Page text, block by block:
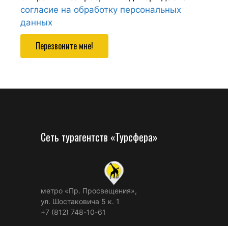
согласие на обработку персональных
данных
Перезвоните мне!
Сеть турагентств «Турсфера»
метро «Пр. Просвещения»,
ул. Шостаковича 5 к. 1
+7 (812) 748-10-61